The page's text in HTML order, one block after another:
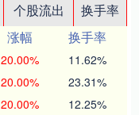
个股流出
换手率
涨幅
换手率
20.00% 11.62%
20.00% 23.31%
20.00% 12.25%